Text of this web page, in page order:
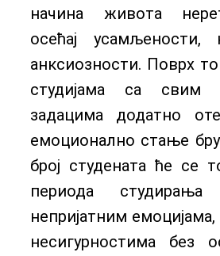
начина живота
осећај усамљености,
анксиозности. Поврх
студијама са свим
задацима додатно
емоционално стање
број студената ће се
периода
непријатним
несигурностима без